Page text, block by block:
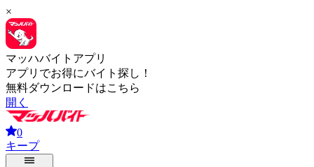
×
マッハバイトアプリ
アプリでお得にバイト探し！
無料ダウンロードはこちら
開く
0
キープ